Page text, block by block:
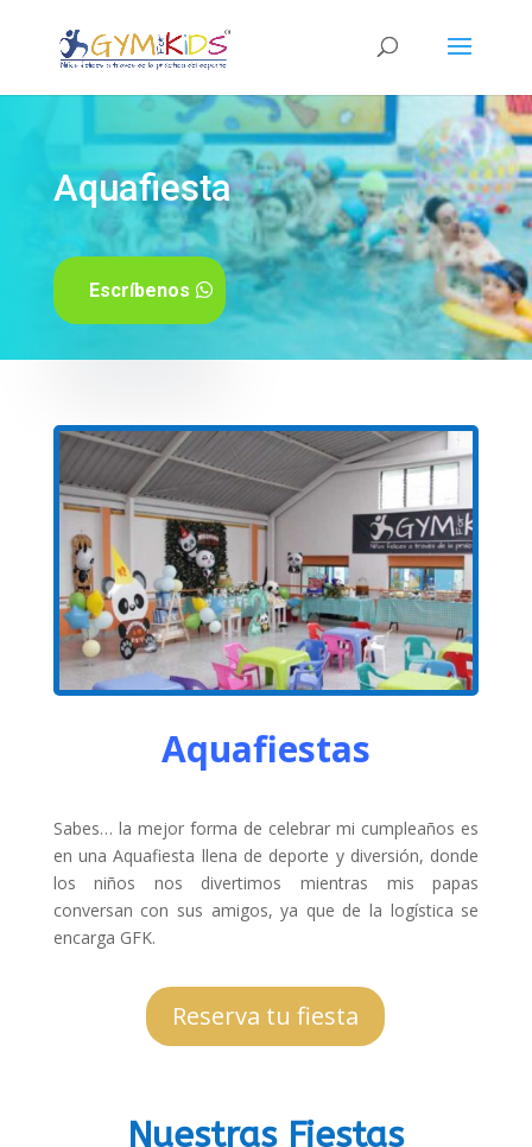
Aquafiesta
Escríbenos
Aquafiestas
Sabes… la mejor forma de celebrar mi cumpleaños es
en una Aquafiesta llena de deporte y diversión, donde
los niños nos divertimos mientras mis papas
conversan con sus amigos, ya que de la logística se
encarga GFK.
Reserva tu fiesta
Nuestras Fiestas